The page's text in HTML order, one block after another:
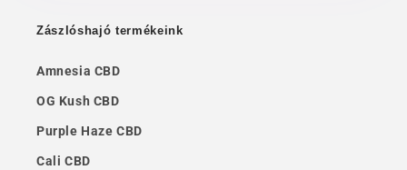
Zászlóshajó termékeink
Amnesia CBD
OG Kush CBD
Purple Haze CBD
Cali CBD